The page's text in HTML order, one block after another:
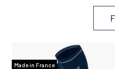
Made in France